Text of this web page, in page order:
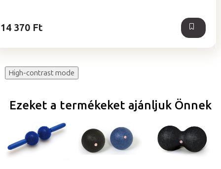
14 370 Ft
High-contrast mode
Ezeket a termékeket ajánljuk Önnek